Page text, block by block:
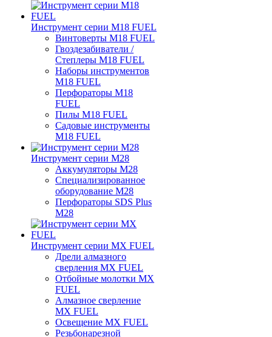
Инструмент серии M18 FUEL
Винтоверты M18 FUEL
Гвоздезабиватели /
Степлеры M18 FUEL
Наборы инструментов
M18 FUEL
Перфораторы M18
FUEL
Пилы M18 FUEL
Садовые инструменты
M18 FUEL
Инструмент серии M28
Аккумуляторы M28
Специализированное
оборудование M28
Перфораторы SDS Plus
M28
Инструмент серии MX FUEL
Дрели алмазного
сверления MX FUEL
Отбойные молотки MX
FUEL
Алмазное сверление
MX FUEL
Освещение MX FUEL
Резьбонарезной